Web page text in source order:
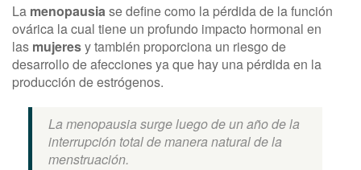
La menopausiase define como la pérdida de la función
ovárica la cual tiene un profundo impacto hormonal en
las mujeresy también proporciona un riesgo de
desarrollo de afecciones ya que hay una pérdida en la
producción de estrógenos.
La menopausia surge luego de un año de la
interrupción total de manera natural de la
menstruación.